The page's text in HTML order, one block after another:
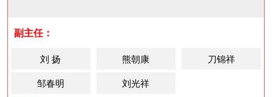
副主任：
刘 扬 熊朝康
刀锦祥
邹春明
刘光祥